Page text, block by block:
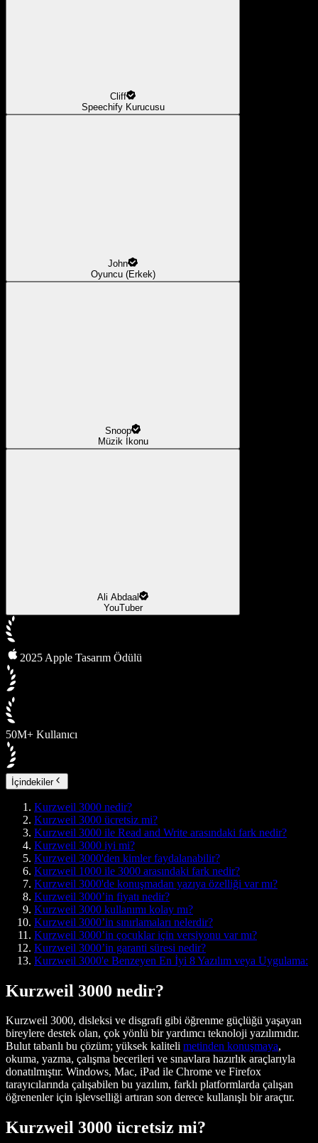
Cliff
Speechify Kurucusu
John
Oyuncu (Erkek)
Snoop
Müzik İkonu
Ali Abdaal
YouTuber
2025 Apple Tasarım Ödülü
50M+ Kullanıcı
İçindekiler
Kurzweil 3000 nedir?
Kurzweil 3000 ücretsiz mi?
Kurzweil 3000 ile Read and Write arasındaki fark nedir?
Kurzweil 3000 iyi mi?
Kurzweil 3000'den kimler faydalanabilir?
Kurzweil 1000 ile 3000 arasındaki fark nedir?
Kurzweil 3000'de konuşmadan yazıya özelliği var mı?
Kurzweil 3000’in fiyatı nedir?
Kurzweil 3000 kullanımı kolay mı?
Kurzweil 3000’in sınırlamaları nelerdir?
Kurzweil 3000’in çocuklar için versiyonu var mı?
Kurzweil 3000’in garanti süresi nedir?
Kurzweil 3000'e Benzeyen En İyi 8 Yazılım veya Uygulama:
Kurzweil 3000 nedir?
Kurzweil 3000, disleksi ve disgrafi gibi öğrenme güçlüğü yaşayan
bireylere destek olan, çok yönlü bir yardımcı teknoloji yazılımıdır.
Bulut tabanlı bu çözüm; yüksek kaliteli metinden konuşmaya,
okuma, yazma, çalışma becerileri ve sınavlara hazırlık araçlarıyla
donatılmıştır. Windows, Mac, iPad ile Chrome ve Firefox
tarayıcılarında çalışabilen bu yazılım, farklı platformlarda çalışan
öğrenenler için işlevselliği artıran son derece kullanışlı bir araçtır.
Kurzweil 3000 ücretsiz mi?